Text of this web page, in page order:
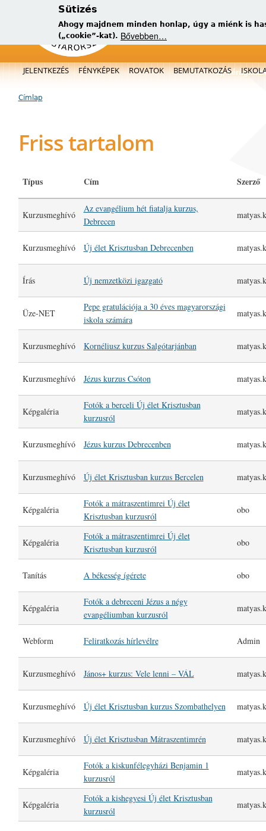
Sütizés
Ahogy majdnem minden honlap, úgy a miénk is
(„cookie”-kat). Bővebben…
új,
Főmenü
JELENTKEZÉS FÉNYKÉPEK ROVATOK BEMUTATKOZÁS
Jelenlegi hely
Címlap
Friss tartalom
Típus Cím Szerző
Kurzusmeghívó
Az evangélium hét fiatalja kurzus,
Debrecen
Kurzusmeghívó Új élet Krisztusban Debrecenben
Írás Új nemzetközi igazgató
Üze-NET
Pepe gratulációja a 30 éves magyarországi
iskola számára
Kurzusmeghívó Kornéliusz kurzus Salgótarjánban
Kurzusmeghívó Jézus kurzus Csóton
Képgaléria
Fotók a berceli Új élet Krisztusban
kurzusról
Kurzusmeghívó Jézus kurzus Debrecenben
Kurzusmeghívó Új élet Krisztusban kurzus Bercelen
Képgaléria
Fotók a mátraszentimrei Új élet
Krisztusban kurzusról
obo
Képgaléria
Fotók a mátraszentimrei Új élet
Krisztusban kurzusról
obo
Tanítás A békesség ígérete obo
Képgaléria
Fotók a debreceni Jézus a négy
evangéliumban kurzusról
Webform Feliratkozás hírlevélre Admin
Kurzusmeghívó János+ kurzus: Vele lenni – VÁL
Kurzusmeghívó Új élet Krisztusban kurzus Szombathelyen
Kurzusmeghívó Új élet Krisztusban Mátraszentimrén
Képgaléria
Fotók a kiskunfélegyházi Benjamin 1
kurzusról
Képgaléria
Fotók a kishegyesi Új élet Krisztusban
kurzusról